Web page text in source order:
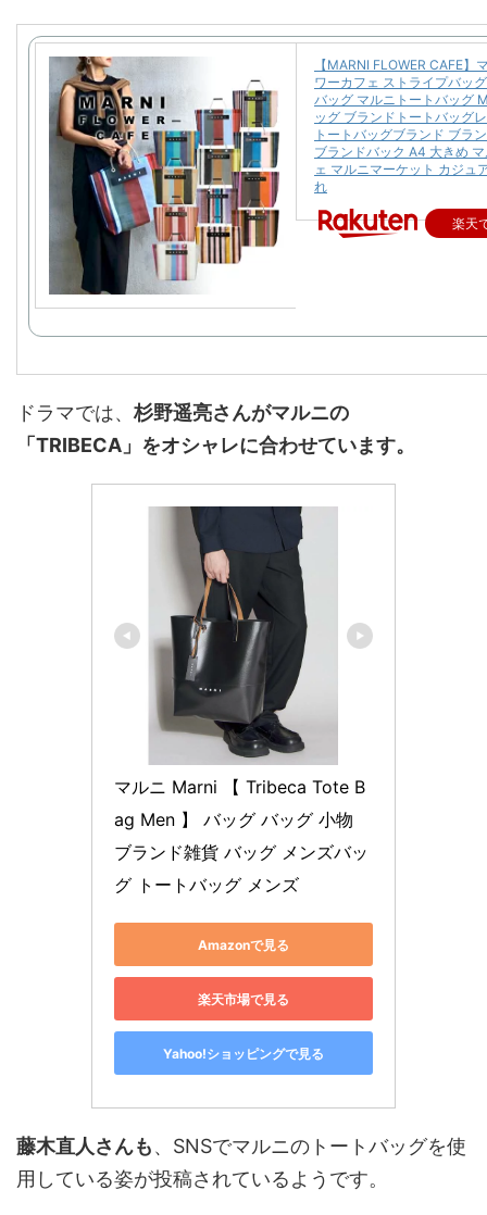
【MARNI FLOWER CAFE】
ワーカフェ ストライプバッ
バッグ マルニトートバッグ
ッグ ブランドトートバッグ
トートバッグブランド ブラ
ブランドバック A4 大きめ
ェ マルニマーケット カジュ
れ
楽天
ドラマでは、杉野遥亮さんがマルニの
「TRIBECA」をオシャレに合わせています。
マルニ Marni 【 Tribeca Tote B
ag Men 】 バッグ バッグ 小物
ブランド雑貨 バッグ メンズバッ
グ トートバッグ メンズ
Amazonで見る
楽天市場で見る
Yahoo!ショッピングで見る
藤木直人さんも、SNSでマルニのトートバッグを使
用している姿が投稿されているようです。